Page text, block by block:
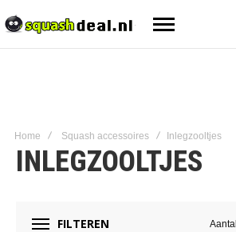
Home Squash accessoires Inlegzooltjes
INLEGZOOLTJES
FILTEREN Aantal